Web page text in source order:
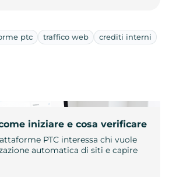
ptc traffico web crediti interni
iniziare e cosa verificare
PTC interessa chi vuole
automatica di siti e capire